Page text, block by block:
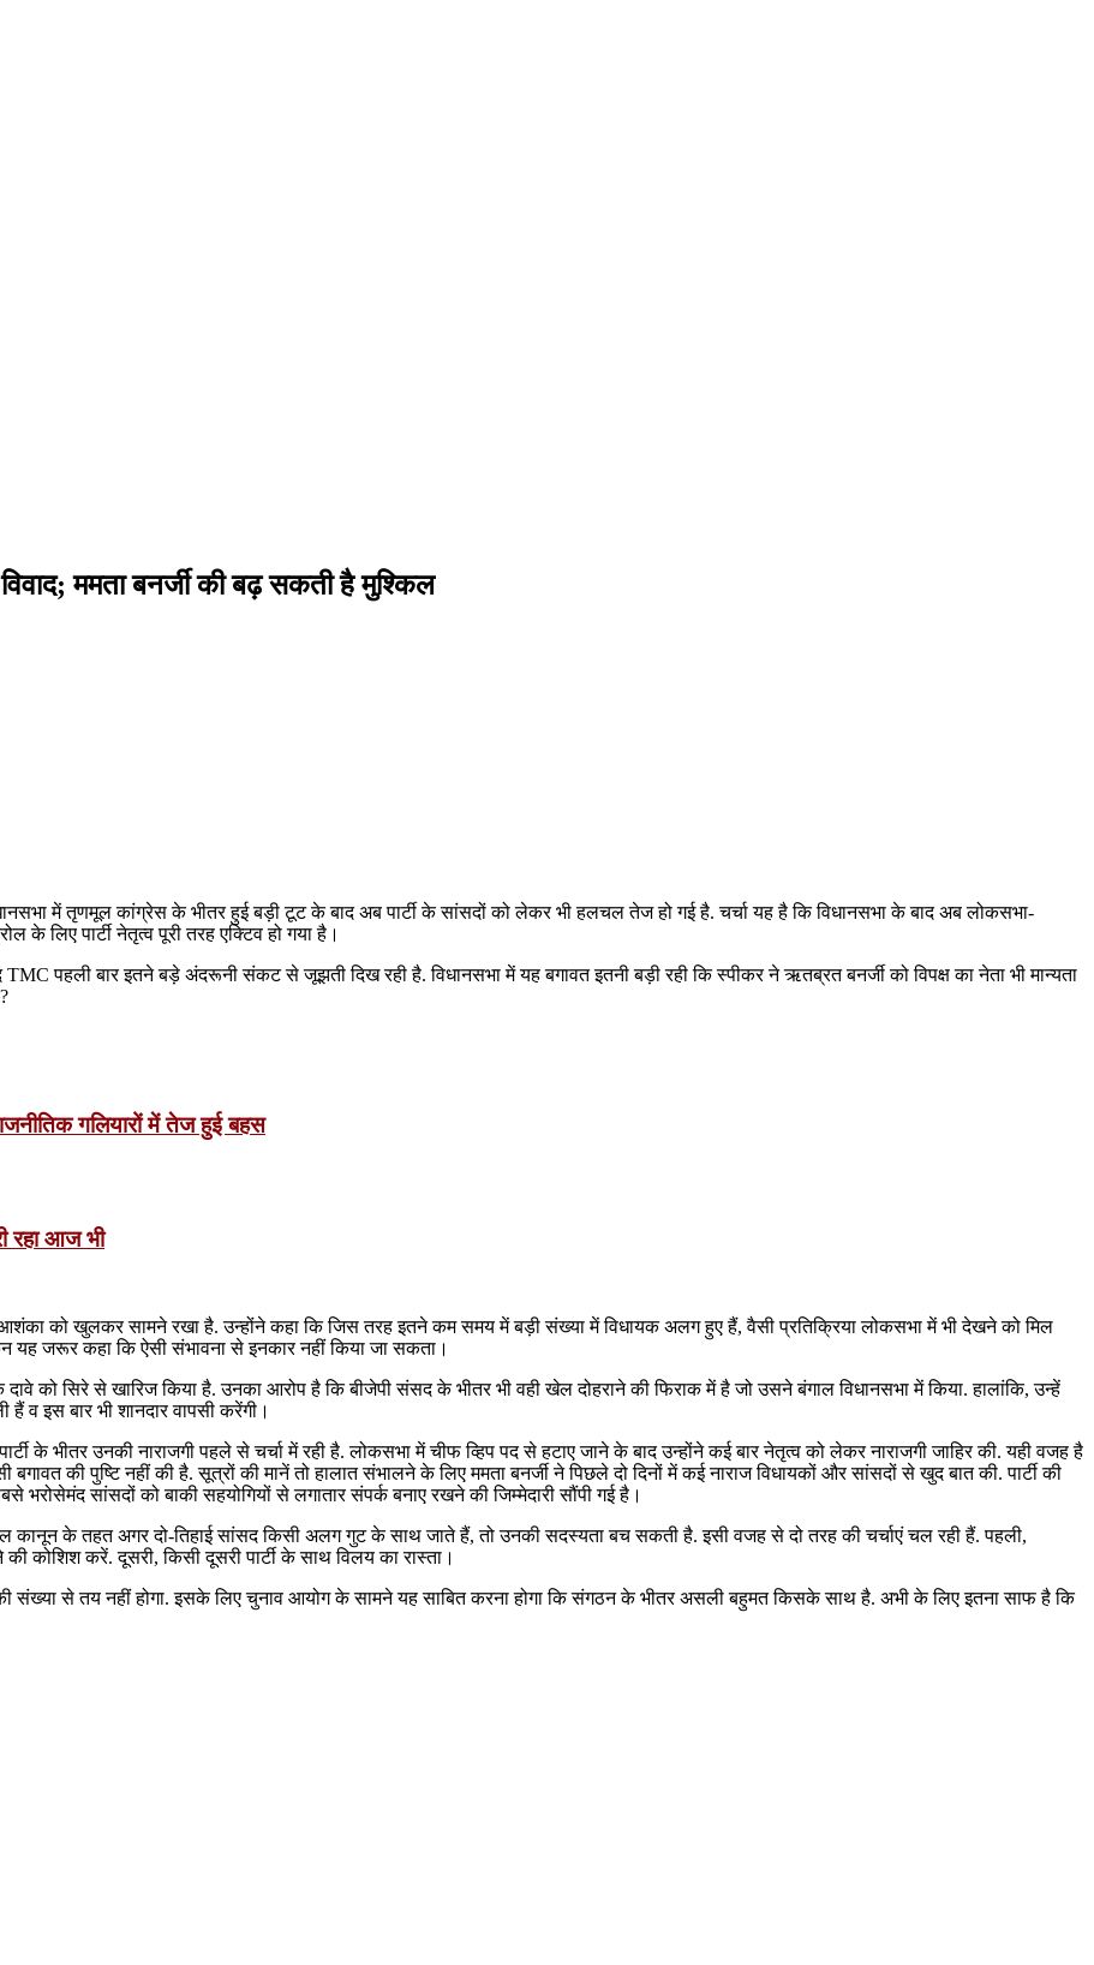
ममता बनर्जी की बढ़ सकती है मुश्किल
में तृणमूल कांग्रेस के भीतर हुई बड़ी टूट के बाद अब पार्टी के सांसदों को लेकर भी हलचल तेज हो गई है. चर्चा यह है कि विधानसभा के बाद अब लोकसभा-
लिए पार्टी नेतृत्व पूरी तरह एक्टिव हो गया है।
पहली बार इतने बड़े अंदरूनी संकट से जूझती दिख रही है. विधानसभा में यह बगावत इतनी बड़ी रही कि स्पीकर ने ऋतब्रत बनर्जी को विपक्ष का नेता भी मान्यता
गलियारों में तेज हुई बहस
रहा आज भी
को खुलकर सामने रखा है. उन्होंने कहा कि जिस तरह इतने कम समय में बड़ी संख्या में विधायक अलग हुए हैं, वैसी प्रतिक्रिया लोकसभा में भी देखने को मिल
यह जरूर कहा कि ऐसी संभावना से इनकार नहीं किया जा सकता।
दावे को सिरे से खारिज किया है. उनका आरोप है कि बीजेपी संसद के भीतर भी वही खेल दोहराने की फिराक में है जो उसने बंगाल विधानसभा में किया. हालांकि, उन्हें
व इस बार भी शानदार वापसी करेंगी।
के भीतर उनकी नाराजगी पहले से चर्चा में रही है. लोकसभा में चीफ व्हिप पद से हटाए जाने के बाद उन्होंने कई बार नेतृत्व को लेकर नाराजगी जाहिर की. यही वजह है
की पुष्टि नहीं की है. सूत्रों की मानें तो हालात संभालने के लिए ममता बनर्जी ने पिछले दो दिनों में कई नाराज विधायकों और सांसदों से खुद बात की. पार्टी की
सांसदों को बाकी सहयोगियों से लगातार संपर्क बनाए रखने की जिम्मेदारी सौंपी गई है।
के तहत अगर दो-तिहाई सांसद किसी अलग गुट के साथ जाते हैं, तो उनकी सदस्यता बच सकती है. इसी वजह से दो तरह की चर्चाएं चल रही हैं. पहली,
करें. दूसरी, किसी दूसरी पार्टी के साथ विलय का रास्ता।
की संख्या से तय नहीं होगा. इसके लिए चुनाव आयोग के सामने यह साबित करना होगा कि संगठन के भीतर असली बहुमत किसके साथ है. अभी के लिए इतना साफ है कि